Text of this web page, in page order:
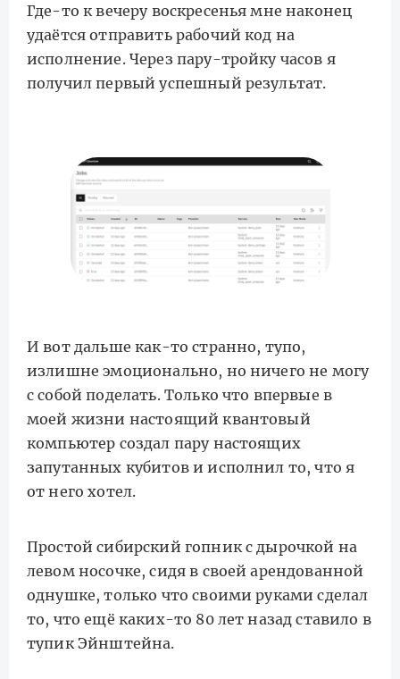
Где-то к вечеру воскресенья мне наконец
удаётся отправить рабочий код на
исполнение. Через пару-тройку часов я
получил первый успешный результат.
И вот дальше как-то странно, тупо,
излишне эмоционально, но ничего не могу
с собой поделать. Только что впервые в
моей жизни настоящий квантовый
компьютер создал пару настоящих
запутанных кубитов и исполнил то, что я
от него хотел.
Простой сибирский гопник с дырочкой на
левом носочке, сидя в своей арендованной
однушке, только что своими руками сделал
то, что ещё каких-то 80 лет назад ставило в
тупик Эйнштейна.